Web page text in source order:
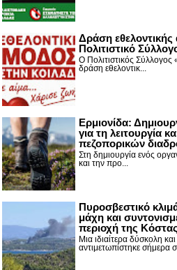
Δράση
Πολιτιστικό
Ο Πολιτιστικός
δράση εθελοντικ...
Ερμιονίδα:
για τη λειτουργία
πεζοπορικών
Στη δημιουργία ενός
και την προ...
Πυροσβεστικό
μάχη και
περιοχή της Κόστας
Μια ιδιαίτερα δύσκολη
αντιμετωπίστηκε σήμερα